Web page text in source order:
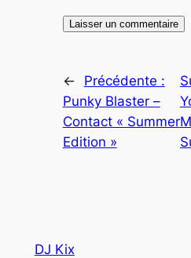
←
Précédente :
Punky Blaster –
Contact « Summer
Edition »
DJ Kix